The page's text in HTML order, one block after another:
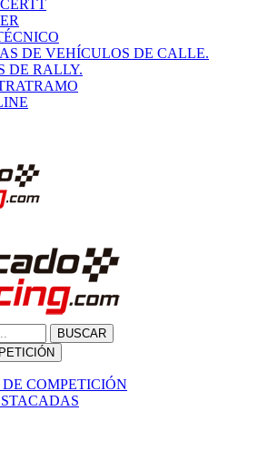
DE VEHÍCULOS DE CALLE.
DE RALLY.
BUSCAR
COMPETICIÓN